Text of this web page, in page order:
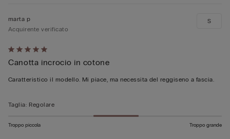
Valutato
5
su
marta p
Acquirente verificato
Canotta incrocio in cotone
Caratteristico il modello. Mi piace, ma necessita del reggiseno a fascia.
S
Taglia: Regolare
Troppo piccola Troppo grande